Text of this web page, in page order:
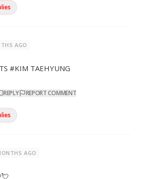
AGO
#KIM TAEHYUNG
REPLY REPORT COMMENT
AGO